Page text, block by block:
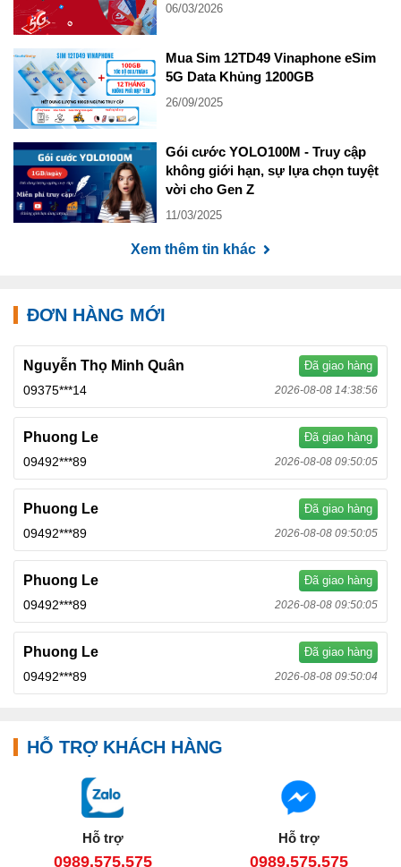
06/03/2026
Mua Sim 12TD49 Vinaphone eSim
5G Data Khủng 1200GB
26/09/2025
Gói cước YOLO100M - Truy cập
không giới hạn, sự lựa chọn tuyệt
vời cho Gen Z
11/03/2025
Xem thêm tin khác
ĐƠN HÀNG MỚI
Nguyễn Thọ Minh Quân Đã giao hàng
09375***14 2026-08-08 14:38:56
Phuong Le Đã giao hàng
09492***89 2026-08-08 09:50:05
Phuong Le Đã giao hàng
09492***89 2026-08-08 09:50:05
Phuong Le Đã giao hàng
09492***89 2026-08-08 09:50:05
Phuong Le Đã giao hàng
09492***89 2026-08-08 09:50:04
HỖ TRỢ KHÁCH HÀNG
Hỗ trợ
0989.575.575
Hỗ trợ
0989.575.575